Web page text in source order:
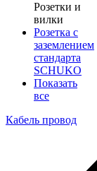
Розетки и
вилки
Розетка с
заземлением
стандарта
SCHUKO
Показать
все
Кабель провод